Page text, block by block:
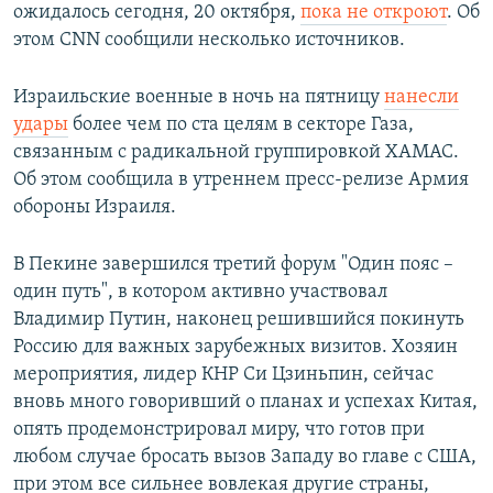
ожидалось сегодня, 20 октября, пока не откроют. Об
этом CNN сообщили несколько источников.
Израильские военные в ночь на пятницу нанесли
удары более чем по ста целям в секторе Газа,
связанным с радикальной группировкой ХАМАС.
Об этом сообщила в утреннем пресс-релизе Армия
обороны Израиля.
В Пекине завершился третий форум "Один пояс –
один путь", в котором активно участвовал
Владимир Путин, наконец решившийся покинуть
Россию для важных зарубежных визитов. Хозяин
мероприятия, лидер КНР Си Цзиньпин, сейчас
вновь много говоривший о планах и успехах Китая,
опять продемонстрировал миру, что готов при
любом случае бросать вызов Западу во главе с США,
при этом все сильнее вовлекая другие страны,